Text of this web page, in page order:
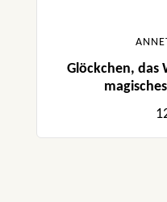
Glöckchen, das